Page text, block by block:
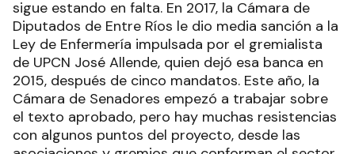
sigue estando en falta. En 2017, la Cámara de
Diputados de Entre Ríos le dio media sanción a la
Ley de Enfermería impulsada por el gremialista
de UPCN José Allende, quien dejó esa banca en
2015, después de cinco mandatos. Este año, la
Cámara de Senadores empezó a trabajar sobre
el texto aprobado, pero hay muchas resistencias
con algunos puntos del proyecto, desde las